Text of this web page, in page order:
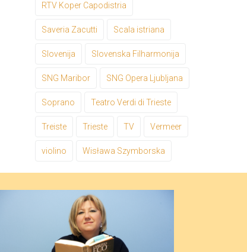
RTV Koper Capodistria
Saveria Zacutti Scala istriana
Slovenija Slovenska Filharmonija
SNG Maribor SNG Opera Ljubljana
Soprano Teatro Verdi di Trieste
Treiste Trieste TV Vermeer
violino Wisława Szymborska